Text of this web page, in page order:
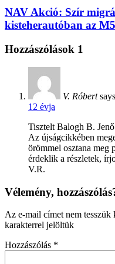
NAV Akció: Szír
kisteherautóban az
Hozzászólások 1
V. Róbert
12 évja
Tisztelt Balogh B.
Az újságcikkében
örömmel osztana meg
érdeklik a részletek,
V.R.
Vélemény,
Az e-mail címet nem tesszük
karakterrel jelöltük
Hozzászólás *